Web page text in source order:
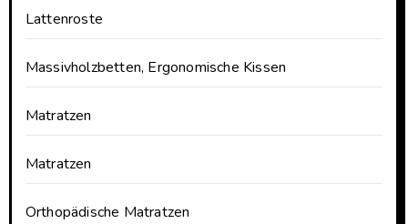
Lattenroste
Massivholzbetten, Ergonomische Kissen
Matratzen
Matratzen
Orthopädische Matratzen